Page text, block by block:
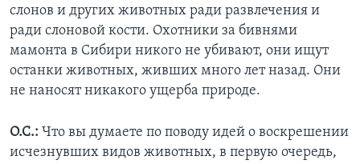
слонов и других животных ради развлечения и
ради слоновой кости. Охотники за бивнями
мамонта в Сибири никого не убивают, они ищут
останки животных, живших много лет назад. Они
не наносят никакого ущерба природе.
О.С.: Что вы думаете по поводу идей о воскрешении
исчезнувших видов животных, в первую очередь,